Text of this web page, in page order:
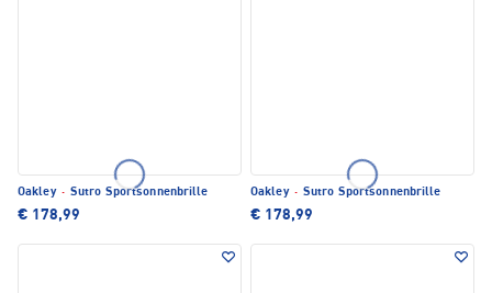
Oakley · Sutro Sportsonnenbrille
€ 178,99
Oakley · Sutro Sportsonnenbrille
€ 178,99